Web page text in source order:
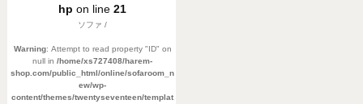
hp on line21
ソファ /
Warning: Attempt to read property "ID" on
null in/home/xs727408/harem-
shop.com/public_html/online/sofaroom_n
ew/wp-
content/themes/twentyseventeen/templat